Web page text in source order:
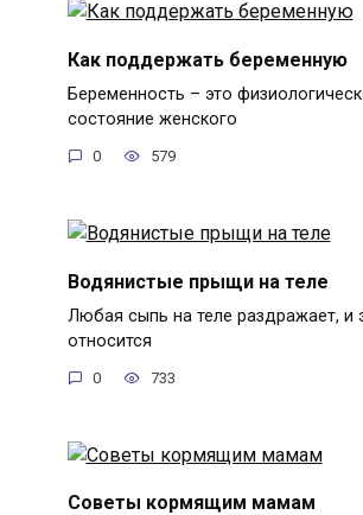
Как поддержать беременную
Беременность – это
состояние женского
0 579
Водянистые прыщи на теле
Любая сыпь на теле раздражает, и
относится
0 733
Советы кормящим мамам